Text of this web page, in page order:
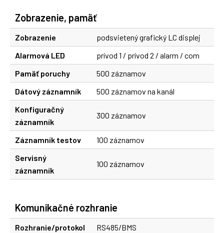
Zobrazenie, pamäť
Zobrazenie
podsvietený grafický LC displej
Alarmová LED
prívod 1 / prívod 2 / alarm / com
Pamäť poruchy
500 záznamov
Dátový záznamník
500 záznamov na kanál
Konfiguračný
záznamník
300 záznamov
Záznamník testov
100 záznamov
Servisný
záznamník
100 záznamov
Komunikačné rozhranie
Rozhranie/protokol
RS485/BMS